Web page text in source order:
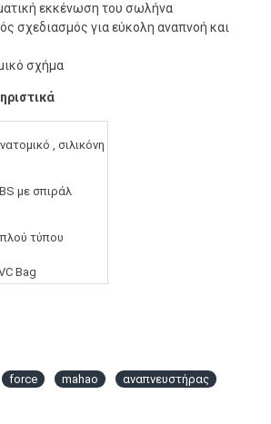
εκκένωση του σωλήνα
σχεδιασμός για εύκολη αναπνοή και
σχήμα
, σιλικόνη
με σπιράλ
τύπου
Bag
force mahao
αναπνευστήρας